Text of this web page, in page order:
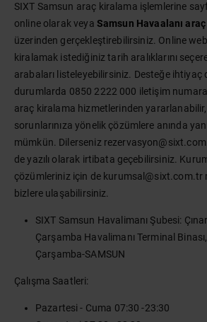
SIXT Samsun araç kiralama işlemlerine
online olarak veya Samsun Havaalanı
üzerinden gerçekleştirebilirsiniz. Online
kiralamak istediğiniz tarih aralıklarını
arabaları listeleyebilirsiniz. Desteğe ihtiyaç
durumlarda 0850 2222 000 iletişim
araç kiralama hizmetlerinden
sorunlarınıza yönelik çözümlere anında
mümkün. Dilerseniz
de yazılı olarak irtibata geçebilirsiniz.
çözümleriniz için de kurumsal@sixt.com.tr
bizlere ulaşabilirsiniz.
SIXT Samsun Havalimanı Şubesi:
Çarşamba Havalimanı Terminal
Çarşamba-SAMSUN
Çalışma Saatleri:
Pazartesi - Cuma 07:30 -23:30